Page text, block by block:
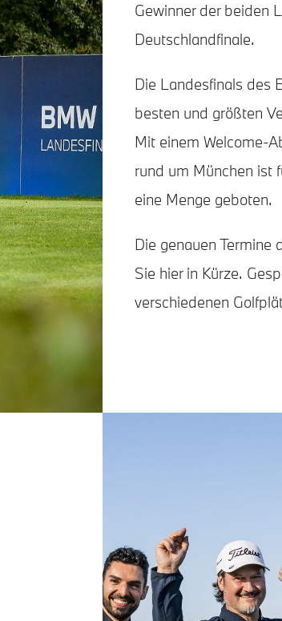
Gewinner der beiden
Deutschlandfinale.
Die Landesfinals des
besten und größten
Mit einem Welcome-
rund um München ist
eine Menge geboten.
Die genauen Termine
Sie hier in Kürze.
verschiedenen